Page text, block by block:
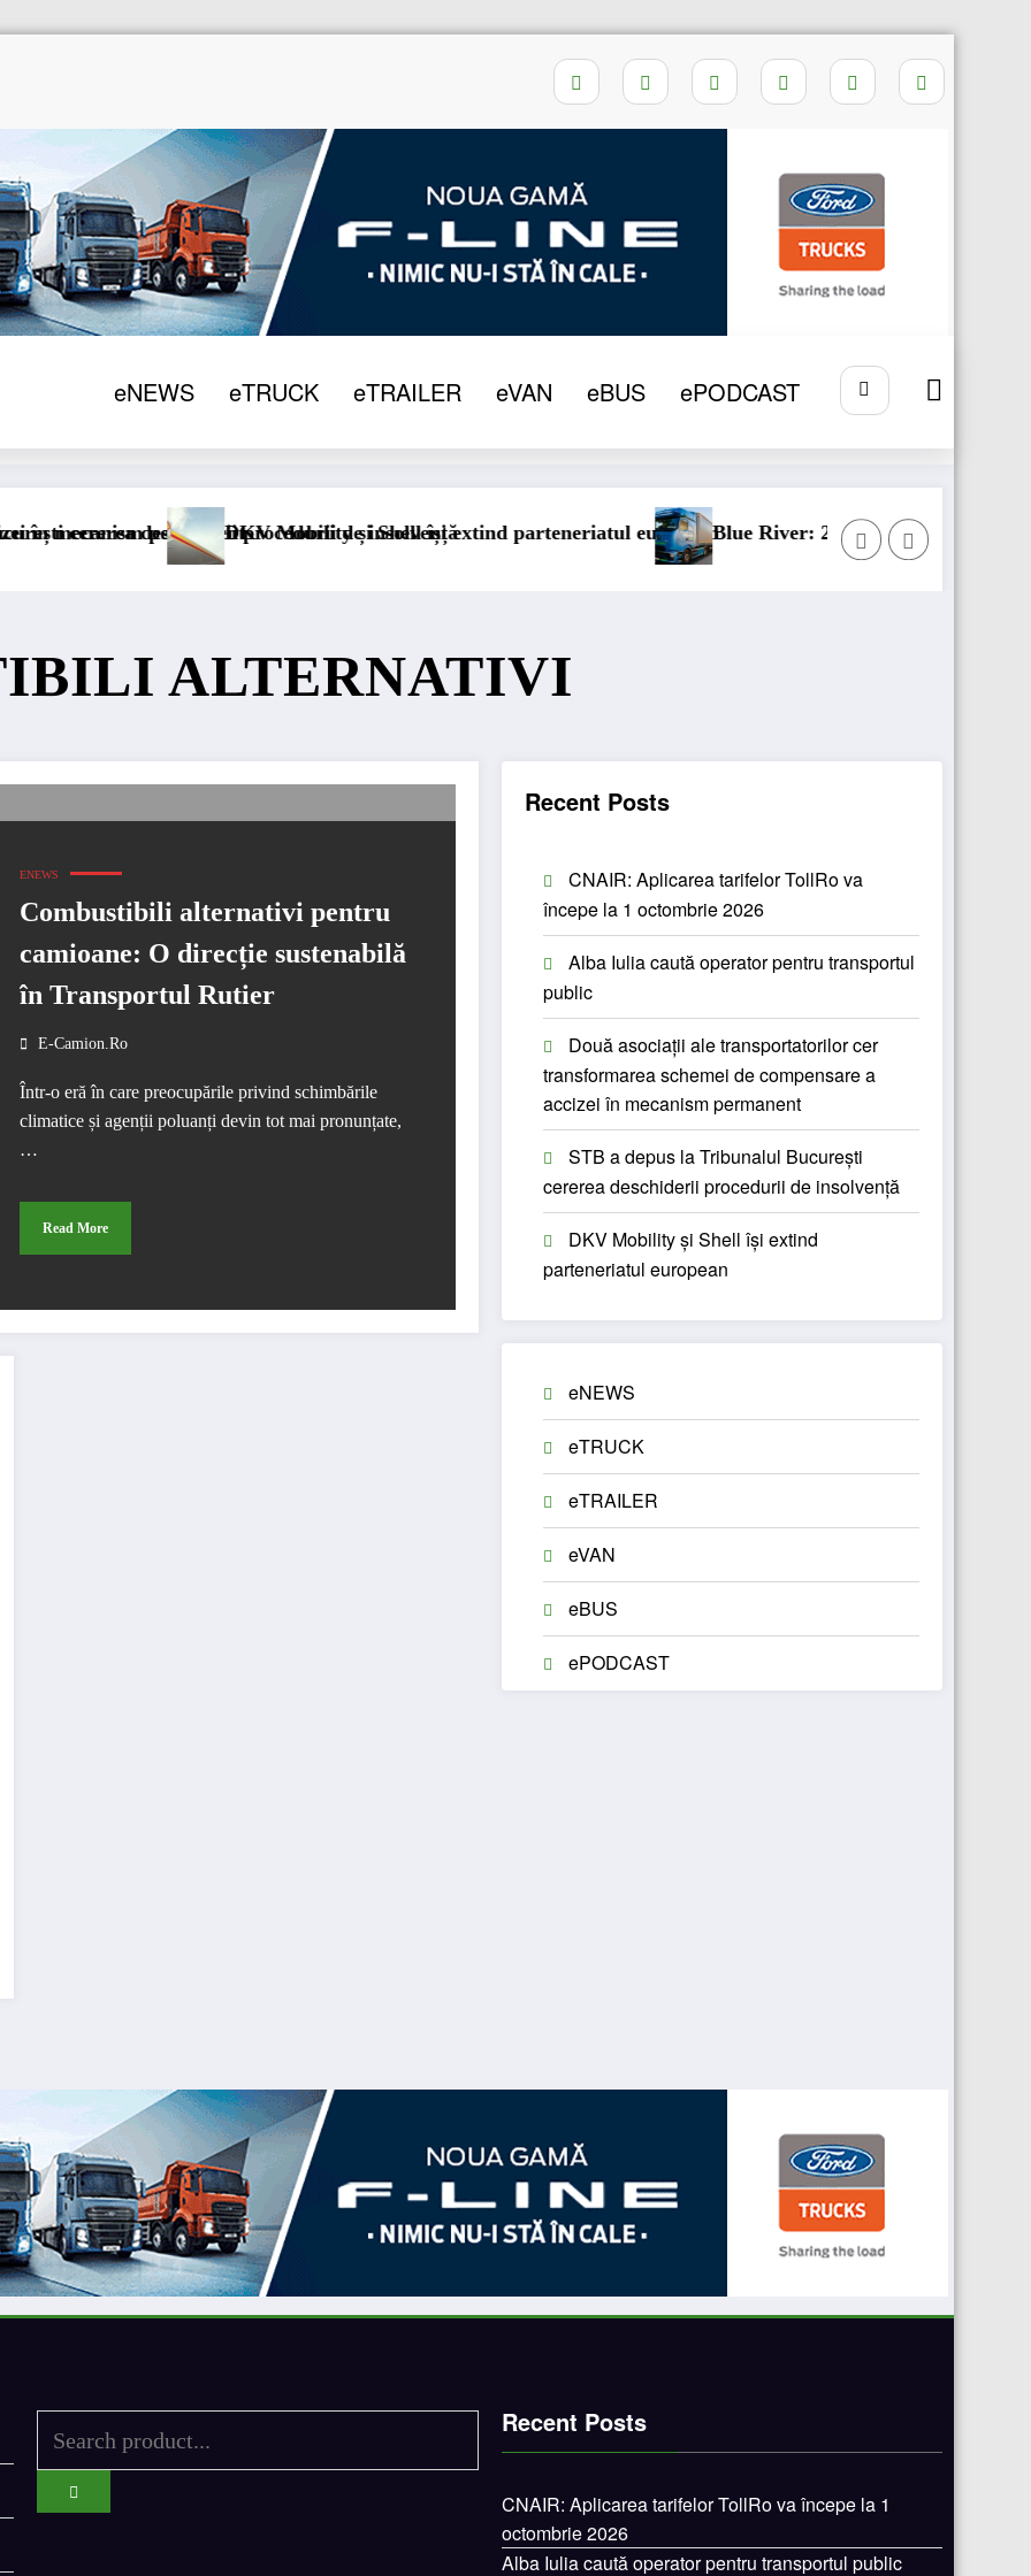
eNEWS eTRUCK eTRAILER eVAN eBUS ePODCAST
COMBUSTIBILI ALTERNATIVI
procedurii de insolvență
DKV Mobility și Shell își extind parteneriatul europeanBlue River: 26.123 km cu un camion 100% electric în
ALTERNATIVI
ENEWS
Combustibili alternativi pentru
camioane: O direcție sustenabilă
în Transportul Rutier
E-Camion.ro
Într-o eră în care preocupările privind schimbările
climatice și agenții poluanți devin tot mai pronunțate,
…
Read More
Recent Posts
CNAIR: Aplicarea tarifelor TollRo va
începe la 1 octombrie 2026
Alba Iulia caută operator pentru transportul
public
Două asociații ale transportatorilor cer
transformarea schemei de compensare a
accizei în mecanism permanent
STB a depus la Tribunalul București
cererea deschiderii procedurii de insolvență
DKV Mobility și Shell își extind
parteneriatul european
eNEWS
eTRUCK
eTRAILER
eVAN
eBUS
ePODCAST
Recent Posts
CNAIR: Aplicarea tarifelor TollRo va începe la 1
octombrie 2026
Alba Iulia caută operator pentru transportul public